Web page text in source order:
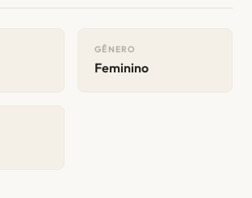
GÊNERO
Feminino